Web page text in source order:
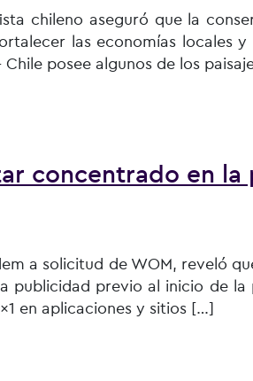
chileno aseguró que la
las economías locales
posee algunos de los
concentrado en la
a solicitud de WOM, reveló
previo al inicio de la
en aplicaciones y sitios […]